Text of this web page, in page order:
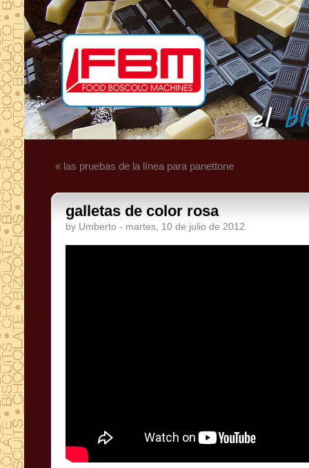
« las pruebas de la línea para panettone
galletas de color rosa
by Umberto - martes, 10 de julio de 2012